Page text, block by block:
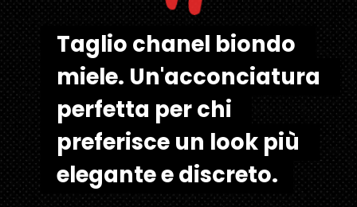
Taglio chanel biondo
miele. Un'acconciatura
perfetta per chi
preferisce un look più
elegante e discreto.
Taglio chanel biondo
miele. Un'acconciatura
perfetta per chi
preferisce un look più
elegante e discreto.